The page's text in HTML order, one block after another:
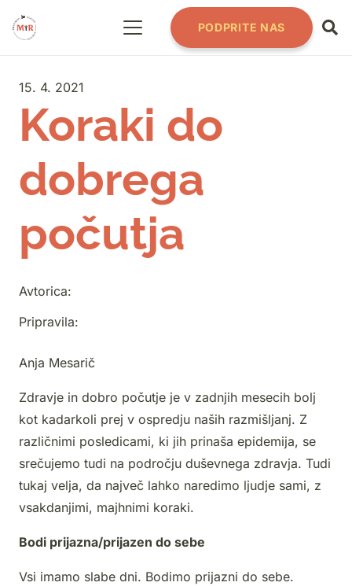
PODPRITE NAS
15. 4. 2021
Koraki do
dobrega
počutja
Avtorica:
Pripravila:
Anja Mesarič
Zdravje in dobro počutje je v zadnjih mesecih bolj
kot kadarkoli prej v ospredju naših razmišljanj. Z
različnimi posledicami, ki jih prinaša epidemija, se
srečujemo tudi na področju duševnega zdravja. Tudi
tukaj velja, da največ lahko naredimo ljudje sami, z
vsakdanjimi, majhnimi koraki.
Bodi prijazna/prijazen do sebe
Vsi imamo slabe dni. Bodimo prijazni do sebe.